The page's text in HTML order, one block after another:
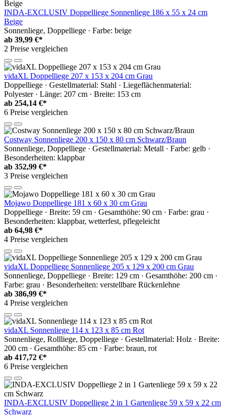
INDA-EXCLUSIV Doppelliege Sonnenliege 186 x 55 x 24 cm
Beige
Sonnenliege, Doppelliege · Farbe: beige
ab 39,99 €*
2 Preise vergleichen
vidaXL Doppelliege 207 x 153 x 204 cm Grau
Doppelliege · Gestellmaterial: Stahl · Liegeflächenmaterial:
Polyester · Länge: 207 cm · Breite: 153 cm
ab 254,14 €*
6 Preise vergleichen
Costway Sonnenliege 200 x 150 x 80 cm Schwarz/Braun
Sonnenliege, Doppelliege · Gestellmaterial: Metall · Farbe: gelb ·
Besonderheiten: klappbar
ab 352,99 €*
3 Preise vergleichen
Mojawo Doppelliege 181 x 60 x 30 cm Grau
Doppelliege · Breite: 59 cm · Gesamthöhe: 90 cm · Farbe: grau ·
Besonderheiten: klappbar, wetterfest, pflegeleicht
ab 64,98 €*
4 Preise vergleichen
vidaXL Doppelliege Sonnenliege 205 x 129 x 200 cm Grau
Sonnenliege, Doppelliege · Breite: 129 cm · Gesamthöhe: 200 cm ·
Farbe: grau · Besonderheiten: verstellbare Rückenlehne
ab 386,99 €*
4 Preise vergleichen
vidaXL Sonnenliege 114 x 123 x 85 cm Rot
Sonnenliege, Rollliege, Doppelliege · Gestellmaterial: Holz · Breite:
200 cm · Gesamthöhe: 85 cm · Farbe: braun, rot
ab 417,72 €*
6 Preise vergleichen
INDA-EXCLUSIV Doppelliege 2 in 1 Gartenliege 59 x 59 x 22 cm
Schwarz